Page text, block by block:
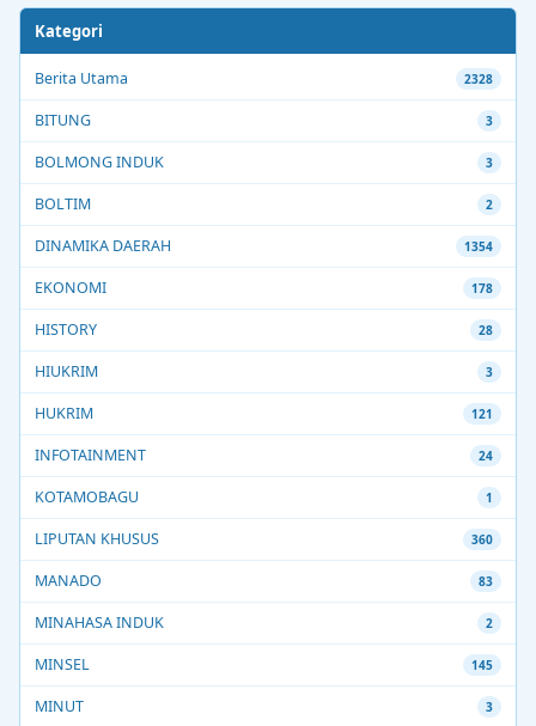
Kategori
Berita Utama 2328
BITUNG 3
BOLMONG INDUK 3
BOLTIM 2
DINAMIKA DAERAH 1354
EKONOMI 178
HISTORY 28
HIUKRIM 3
HUKRIM 121
INFOTAINMENT 24
KOTAMOBAGU 1
LIPUTAN KHUSUS 360
MANADO 83
MINAHASA INDUK 2
MINSEL 145
MINUT 3